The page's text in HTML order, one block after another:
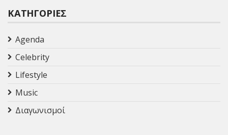
ΚΑΤΗΓΟΡΊΕΣ
Agenda
Celebrity
Lifestyle
Music
Διαγωνισμοί